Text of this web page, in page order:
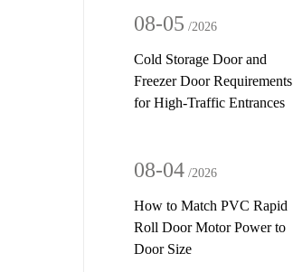
08-05 /2026
Cold Storage Door and
Freezer Door Requirements
for High-Traffic Entrances
08-04 /2026
How to Match PVC Rapid
Roll Door Motor Power to
Door Size